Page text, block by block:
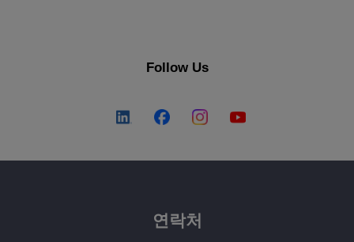
Follow Us
연락처